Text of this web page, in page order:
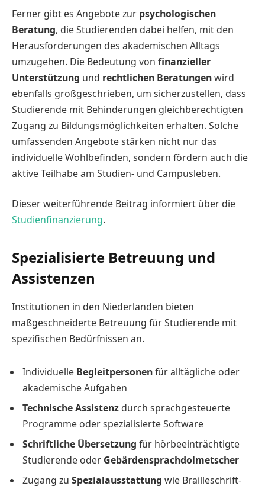
Ferner gibt es Angebote zur psychologischen
Beratung, die Studierenden dabei helfen, mit den
Herausforderungen des akademischen Alltags
umzugehen. Die Bedeutung von finanzieller
Unterstützung und rechtlichen Beratungenwird
ebenfalls großgeschrieben, um sicherzustellen, dass
Studierende mit Behinderungen gleichberechtigten
Zugang zu Bildungsmöglichkeiten erhalten. Solche
umfassenden Angebote stärken nicht nur das
individuelle Wohlbefinden, sondern fördern auch die
aktive Teilhabe am Studien- und Campusleben.
Dieser weiterführende Beitrag informiert über die
Studienfinanzierung.
Spezialisierte Betreuung und
Assistenzen
Institutionen in den Niederlanden bieten
maßgeschneiderte Betreuung für Studierende mit
spezifischen Bedürfnissen an.
Individuelle Begleitpersonenfür alltägliche oder
akademische Aufgaben
Technische Assistenz durch sprachgesteuerte
Programme oder spezialisierte Software
Schriftliche Übersetzung für hörbeeinträchtigte
Studierende oder Gebärdensprachdolmetscher
Zugang zu Spezialausstattung wie Brailleschrift-